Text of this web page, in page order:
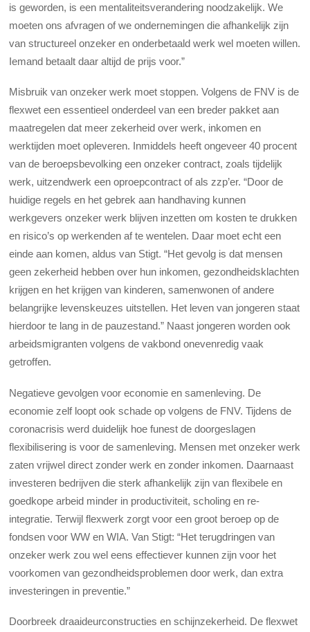
is geworden, is een mentaliteitsverandering noodzakelijk. We
moeten ons afvragen of we ondernemingen die afhankelijk zijn
van structureel onzeker en onderbetaald werk wel moeten willen.
Iemand betaalt daar altijd de prijs voor.”
Misbruik van onzeker werk moet stoppen. Volgens de FNV is de
flexwet een essentieel onderdeel van een breder pakket aan
maatregelen dat meer zekerheid over werk, inkomen en
werktijden moet opleveren. Inmiddels heeft ongeveer 40 procent
van de beroepsbevolking een onzeker contract, zoals tijdelijk
werk, uitzendwerk een oproepcontract of als zzp’er. “Door de
huidige regels en het gebrek aan handhaving kunnen
werkgevers onzeker werk blijven inzetten om kosten te drukken
en risico’s op werkenden af te wentelen. Daar moet echt een
einde aan komen, aldus van Stigt. “Het gevolg is dat mensen
geen zekerheid hebben over hun inkomen, gezondheidsklachten
krijgen en het krijgen van kinderen, samenwonen of andere
belangrijke levenskeuzes uitstellen. Het leven van jongeren staat
hierdoor te lang in de pauzestand.” Naast jongeren worden ook
arbeidsmigranten volgens de vakbond onevenredig vaak
getroffen.
Negatieve gevolgen voor economie en samenleving. De
economie zelf loopt ook schade op volgens de FNV. Tijdens de
coronacrisis werd duidelijk hoe funest de doorgeslagen
flexibilisering is voor de samenleving. Mensen met onzeker werk
zaten vrijwel direct zonder werk en zonder inkomen. Daarnaast
investeren bedrijven die sterk afhankelijk zijn van flexibele en
goedkope arbeid minder in productiviteit, scholing en re-
integratie. Terwijl flexwerk zorgt voor een groot beroep op de
fondsen voor WW en WIA. Van Stigt: “Het terugdringen van
onzeker werk zou wel eens effectiever kunnen zijn voor het
voorkomen van gezondheidsproblemen door werk, dan extra
investeringen in preventie.”
Doorbreek draaideurconstructies en schijnzekerheid. De flexwet